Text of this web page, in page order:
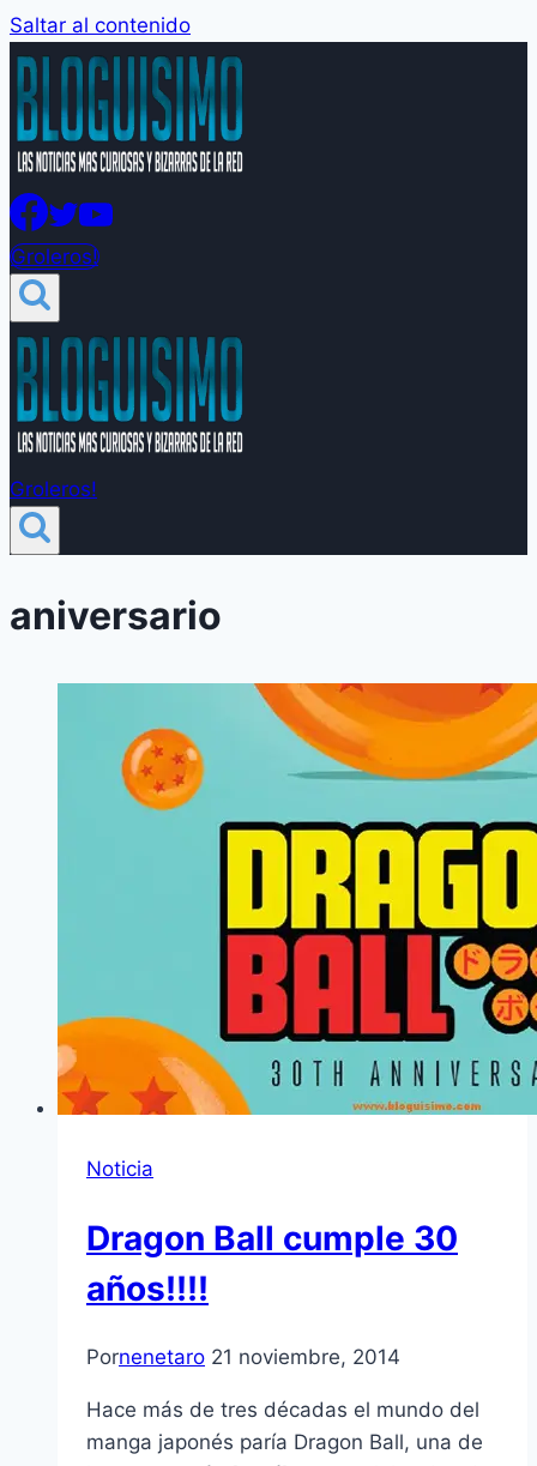
Saltar al contenido
Groleros!
Groleros!
aniversario
Noticia
Dragon Ball cumple 30
años!!!!
Pornenetaro 21 noviembre, 2014
Hace más de tres décadas el mundo del
manga japonés paría Dragon Ball, una de